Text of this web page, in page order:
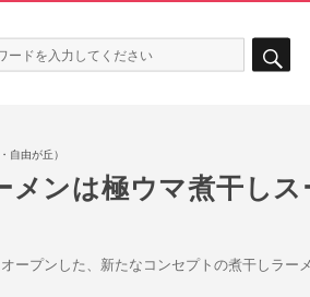
自由が丘）
メンは極ウマ煮干し
ープンした、新たなコンセプトの煮干しラー